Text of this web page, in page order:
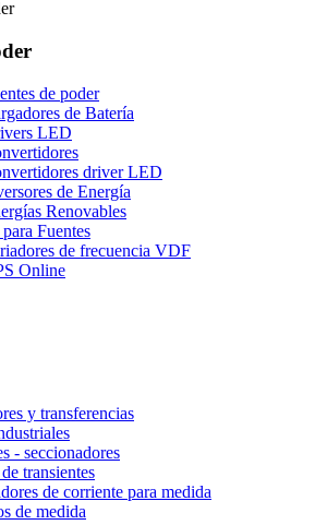
de poder
de Batería
LED
driver LED
de Energía
Renovables
Fuentes
de frecuencia VDF
Online
y transferencias
- seccionadores
transientes
de corriente para medida
de medida